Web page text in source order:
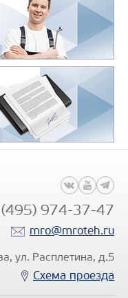
КО-507АМ
по запросу
Производитель
цистерны,
Глубина очищаемого
шасси
Колёсная формула
цену
974-37-47
mro@mroteh.ru
ул. Расплетина, д.5
Схема проезда